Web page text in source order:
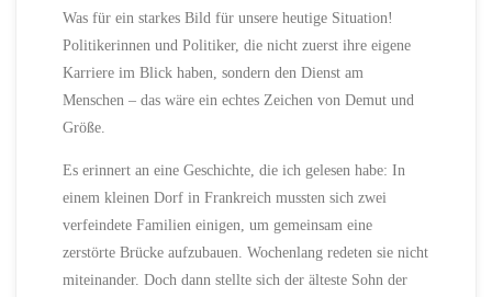
Was für ein starkes Bild für unsere heutige Situation!
Politikerinnen und Politiker, die nicht zuerst ihre eigene
Karriere im Blick haben, sondern den Dienst am
Menschen – das wäre ein echtes Zeichen von Demut und
Größe.
Es erinnert an eine Geschichte, die ich gelesen habe: In
einem kleinen Dorf in Frankreich mussten sich zwei
verfeindete Familien einigen, um gemeinsam eine
zerstörte Brücke aufzubauen. Wochenlang redeten sie nicht
miteinander. Doch dann stellte sich der älteste Sohn der